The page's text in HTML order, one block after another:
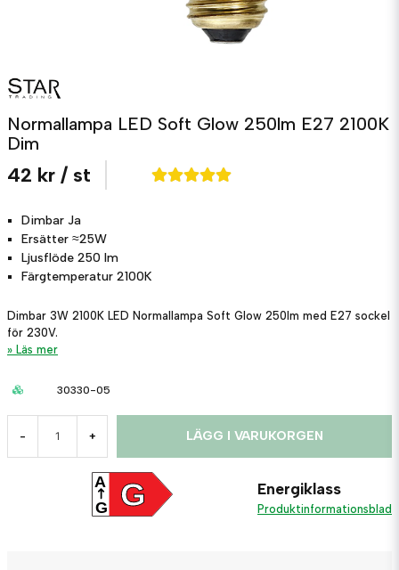
Normallampa LED Soft Glow 250lm E27 2100K
Dim
42 kr / st
Dimbar Ja
Ersätter ≈25W
Ljusflöde 250 lm
Färgtemperatur 2100K
Dimbar 3W 2100K LED Normallampa Soft Glow 250lm med E27 sockel
för 230V.
Läs mer
30330-05
- + LÄGG I VARUKORGEN
G
A
G
Energiklass
Produktinformationsblad